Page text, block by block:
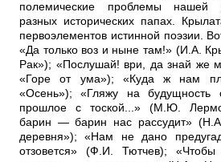
полемические проблемы нашей
разных исторических папах.
первоэлементов истинной поэзии.
«Да только воз и ныне там!» (И.А.
Рак»); «Послушай! ври, да знай же
«Горе от ума»); «Куда ж нам
«Осень»); «Гляжу на будущность
прошлое с тоской...» (М.Ю.
барин — барин нас рассудит»
деревня»); «Нам не дано
отзовется» (Ф.И. Тютчев);